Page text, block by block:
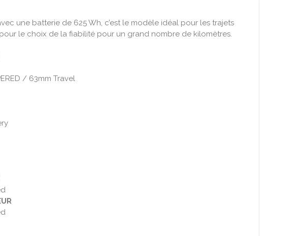
une batterie de 625 Wh, c’est le modèle idéal pour les trajets
le choix de la fiabilité pour un grand nombre de kilomètres.
/ 63mm Travel